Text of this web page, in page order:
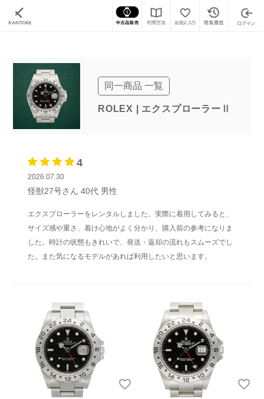
カリトケ ロレックス エクスプローラーⅡ (レンタル)エクス
同一商品 一覧
ROLEX | エクスプローラーⅡ
4
2026.07.30
怪獣27号さん 40代 男性
エクスプローラーをレンタルしました。実際に着用してみると、
サイズ感や重さ、着け心地がよく分かり、購入前の参考になりま
した。時計の状態もきれいで、発送・返却の流れもスムーズでし
た。また気になるモデルがあれば利用したいと思います。